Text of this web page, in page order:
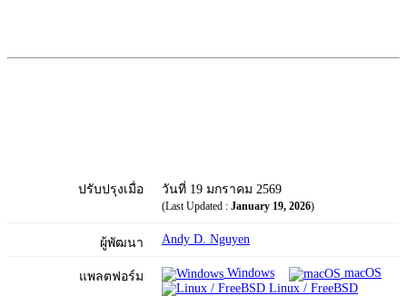
ปรับปรุงเมื่อ วันที่ 19 มกราคม 2569
(Last Updated : January 19, 2026)
ผู้พัฒนา Andy D. Nguyen
แพลตฟอร์ม Windows
macOS
Linux / FreeBSD